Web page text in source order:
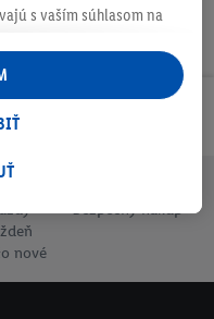
nové
Bezpečný nákup
s vaším súhlasom na
Lidl aj mimo nich. Ak
tieto účely sa spracúvajú
obchode.
sa prihlásite do svojho
z e-mailovej adresy,
v službách